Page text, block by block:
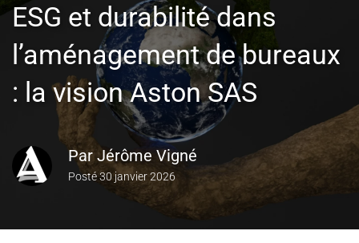
ESG et durabilité dans
l’aménagement de bureaux
: la vision Aston SAS
Par Jérôme Vigné
Posté30 janvier 2026